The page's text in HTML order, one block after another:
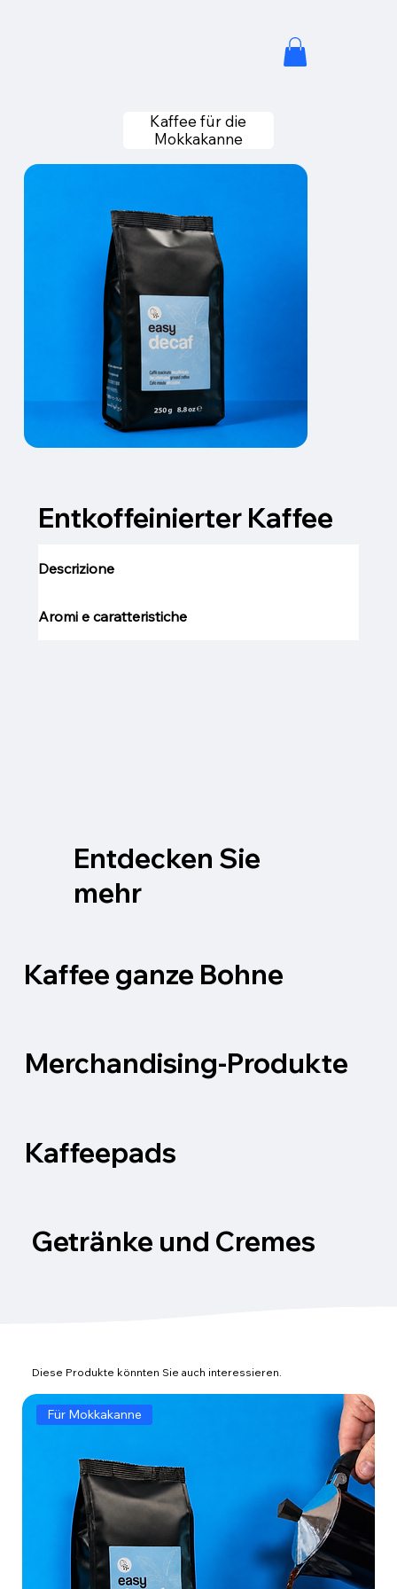
Kaffee für die
Mokkakanne
Entkoffeinierter Kaffee
Descrizione
Aromi e caratteristiche
Entdecken Sie
mehr
Kaffee ganze Bohne
Merchandising-Produkte
Kaffeepads
Getränke und Cremes
Diese Produkte könnten Sie auch interessieren.
Für Mokkakanne